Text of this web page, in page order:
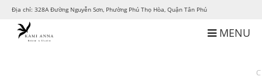
Địa chỉ: 328A Đường Nguyễn Sơn, Phường Phú Thọ Hòa, Quận Tân Phú
MENU